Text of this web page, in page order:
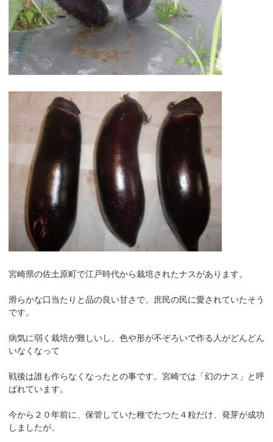
宮崎県の佐土原町で江戸時代から栽培されたナスがあります。
滑らかな口当たりと品の良い甘さで、庶民の民に愛されていたそう
です。
病気に弱く栽培が難しいし、色や形が不ぞろいで作る人がどんどん
いなくなって
戦後は誰も作らなくなったとの事です。宮崎では「幻のナス」と呼
ばれています。
今から２０年前に、保管していた種でたつた４粒だけ、発芽が成功
しましたが、